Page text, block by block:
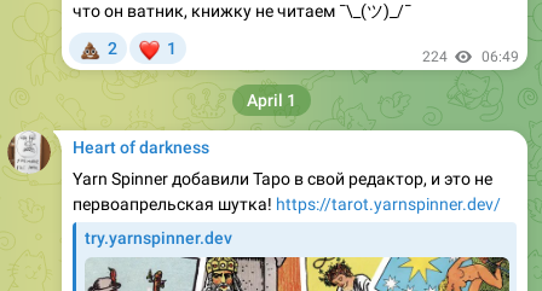
что он ватник, книжку не читаем ¯\_(ツ)_/¯
2 1 224 06:49
Heart of darkness
Yarn Spinner добавили Таро в свой редактор, и это не
первоапрельская шутка! https://tarot.yarnspinner.dev/
try.yarnspinner.dev
April 1